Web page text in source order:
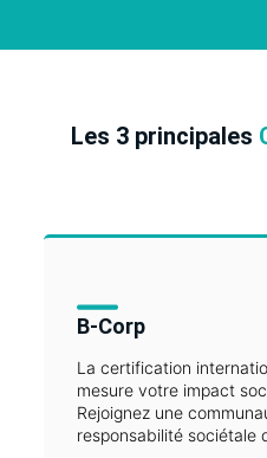
Les 3 principales
B-Corp
La certification
mesure votre impact
Rejoignez une
responsabilité sociétale